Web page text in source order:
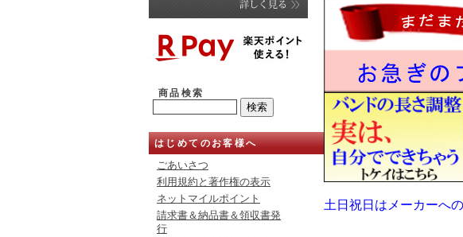
商品検索
はじめてのお客様へ
ごあいさつ
利用規約と著作権の表示
ネットマイルポイント
請求書＆納品書＆領収書発
行
土日祝日はメーカーへ